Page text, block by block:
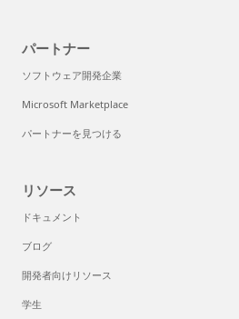
パートナー
ソフトウェア開発企業
Microsoft Marketplace
パートナーを見つける
リソース
ドキュメント
ブログ
開発者向けリソース
学生